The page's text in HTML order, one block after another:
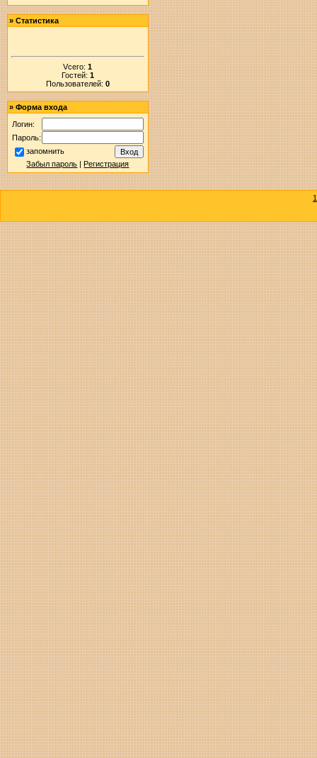
» Статистика
Vсего:1
Гостей: 1
Пользователей: 0
» Форма входа
Логин:
Пароль:
запомнить
Забыл пароль |Регистрация